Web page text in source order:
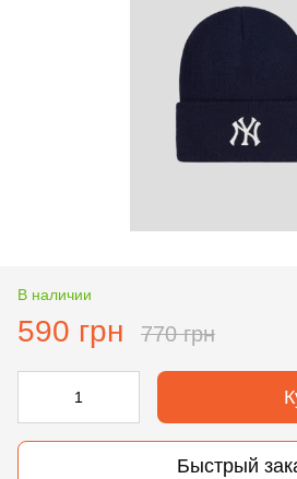
В наличии
590 грн 770 грн
Быстрый